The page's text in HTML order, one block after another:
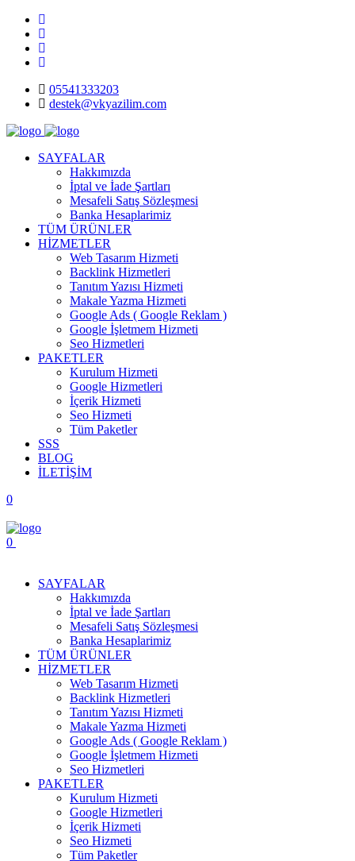
05541333203
destek@vkyazilim.com
SAYFALAR
Hakkımızda
İptal ve İade Şartları
Mesafeli Satış Sözleşmesi
Banka Hesaplarimiz
TÜM ÜRÜNLER
HİZMETLER
Web Tasarım Hizmeti
Backlink Hizmetleri
Tanıtım Yazısı Hizmeti
Makale Yazma Hizmeti
Google Ads ( Google Reklam )
Google İşletmem Hizmeti
Seo Hizmetleri
PAKETLER
Kurulum Hizmeti
Google Hizmetleri
İçerik Hizmeti
Seo Hizmeti
Tüm Paketler
SSS
BLOG
İLETİŞİM
0
0
SAYFALAR
Hakkımızda
İptal ve İade Şartları
Mesafeli Satış Sözleşmesi
Banka Hesaplarimiz
TÜM ÜRÜNLER
HİZMETLER
Web Tasarım Hizmeti
Backlink Hizmetleri
Tanıtım Yazısı Hizmeti
Makale Yazma Hizmeti
Google Ads ( Google Reklam )
Google İşletmem Hizmeti
Seo Hizmetleri
PAKETLER
Kurulum Hizmeti
Google Hizmetleri
İçerik Hizmeti
Seo Hizmeti
Tüm Paketler